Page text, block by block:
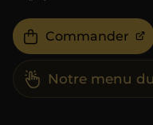
Commander
Notre menu